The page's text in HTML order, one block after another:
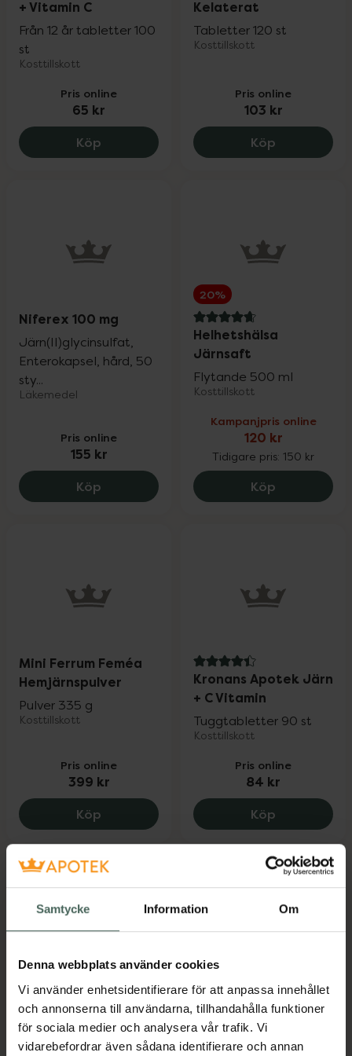
Samtycke Information Om
Denna webbplats använder cookies
Vi använder enhetsidentifierare för att anpassa innehållet
och annonserna till användarna, tillhandahålla funktioner
för sociala medier och analysera vår trafik. Vi
vidarebefordrar även sådana identifierare och annan
+ Vitamin C
Från 12 år tabletter 100
st
Kosttillskott
Pris online
65 kr
Köp Kronans Apotek Järn + Vitamin C, 65
Kelaterat
Tabletter 120 st
Kosttillskott
Pris online
103 kr
Köp BioSalma
Niferex 100 mg
Järn(II)glycinsulfat,
Enterokapsel, hård, 50
sty...
Läkemedel
Pris online
155 kr
Köp Niferex 100 mg, 155 kr.
20%
4.7 av 5 i omdöme
Helhetshälsa
Järnsaft
Flytande 500 ml
Kosttillskott
Kampanjpris online
120 kr
Tidigare pris: 150 kr
Köp
Mini Ferrum Feméa
Hemjärnspulver
Pulver 335 g
Kosttillskott
Pris online
399 kr
Köp Mini Ferrum Feméa Hemjärnspulver,
4.4 av 5 i omdöme
Kronans Apotek Järn
+ C Vitamin
Tuggtabletter 90 st
Kosttillskott
Pris online
84 kr
Köp Kronans
4.8 av 5 i omdöme
Biomedica Ferronol
500 ml
Kosttillskott
5 av 5 i omdöme
Elexir Pharma Järn +
C-Vitamin
Tabletter 100 st